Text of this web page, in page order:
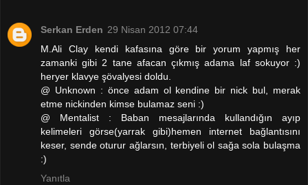
Serkan Erden 29 Nisan 2012 07:44
M.Ali Clay kendi kafasına göre bir yorum yapmış her
zamanki gibi 2 tane afacan çıkmış adama laf sokuyor :)
heryer klavye şövalyesi doldu.
@ Unknown : önce adam ol kendine bir nick bul, merak
etme nickinden kimse bulamaz seni :)
@ Mentalist : Baban mesajlarında kullandığın ayıp
kelimeleri görse(yarrak gibi)hemen internet bağlantısını
keser, sende oturur ağlarsın, terbiyeli ol sağa sola bulaşma
:)
Yanıtla